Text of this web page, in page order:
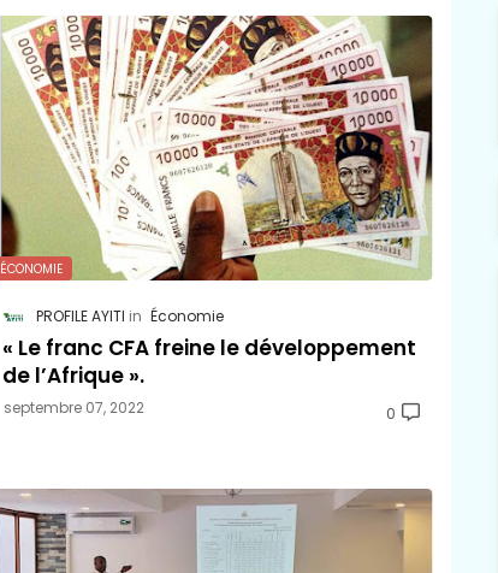
ÉCONOMIE
PROFILE AYITI Économie
« Le franc CFA freine le développement
de l’Afrique ».
septembre 07, 2022 0